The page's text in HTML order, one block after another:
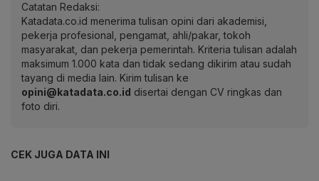
Catatan Redaksi:
Katadata.co.id menerima tulisan opini dari akademisi,
pekerja profesional, pengamat, ahli/pakar, tokoh
masyarakat, dan pekerja pemerintah. Kriteria tulisan adalah
maksimum 1.000 kata dan tidak sedang dikirim atau sudah
tayang di media lain. Kirim tulisan ke
opini@katadata.co.id disertai dengan CV ringkas dan
foto diri.
CEK JUGA DATA INI